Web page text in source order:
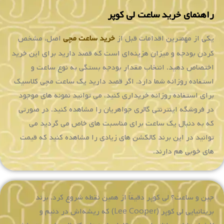
با
ارزش‌ها
و
گذشته
این
برند
تولید
می‌شوند
و
سعی
شده
میراث
لی
کوپر
در
شرق